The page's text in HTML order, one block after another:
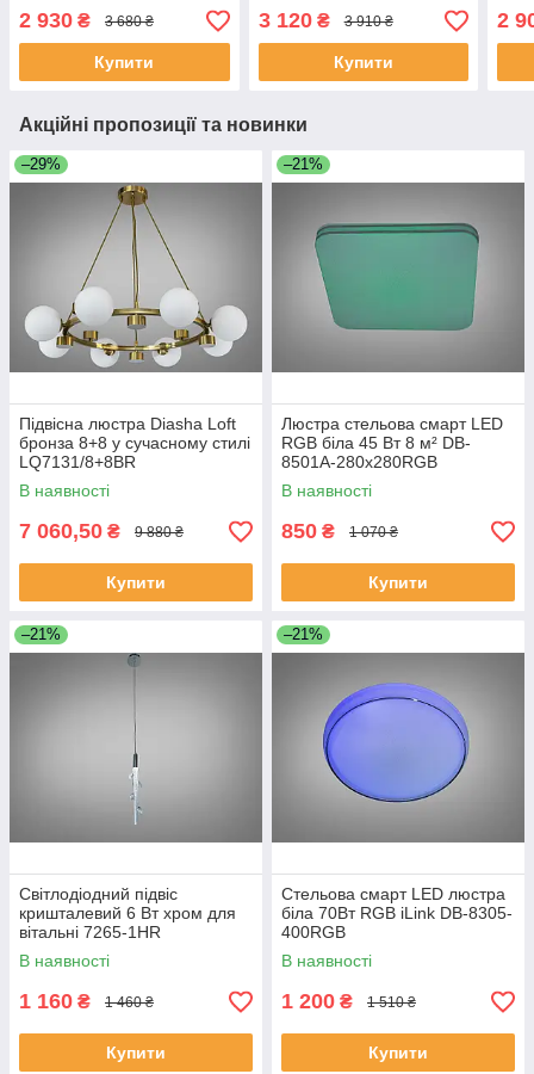
MD78201/600+400+200WH
2 930 ₴ 3 680 ₴
Купити
MX3068/5BK
3 120₴ 3 910 ₴
Купити
2
Акційні пропозиції та новинки
–29%
Підвісна люстра Diasha Loft
бронза 8+8 у сучасному стилі
LQ7131/8+8BR
В наявності
7 060,50 ₴ 9 880 ₴
Купити
–21%
Люстра стельова смарт LED
RGB біла 45 Вт 8 м² DB-
8501A-280x280RGB
В наявності
850 ₴ 1 070 ₴
Купити
–21%
Світлодіодний підвіс
кришталевий 6 Вт хром для
вітальні 7265-1HR
В наявності
1 160 ₴ 1 460 ₴
Купити
–21%
Стельова смарт LED люстра
біла 70Вт RGB iLink DB-8305-
400RGB
В наявності
1 200 ₴ 1 510 ₴
Купити